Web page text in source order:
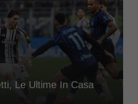
Le Ultime In Casa